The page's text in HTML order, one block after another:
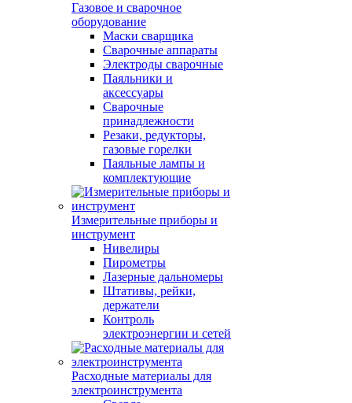
Газовое и сварочное
оборудование
Маски сварщика
Сварочные аппараты
Электроды сварочные
Паяльники и
аксессуары
Сварочные
принадлежности
Резаки, редукторы,
газовые горелки
Паяльные лампы и
комплектующие
Измерительные приборы и
инструмент
Нивелиры
Пирометры
Лазерные дальномеры
Штативы, рейки,
держатели
Контроль
электроэнергии и сетей
Расходные материалы для
электроинструмента